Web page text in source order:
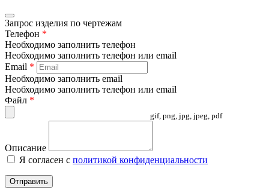
Запрос изделия по чертежам
Телефон *
Необходимо заполнить телефон
Необходимо заполнить телефон или email
Email *
Необходимо заполнить email
Необходимо заполнить телефон или email
Файл *
gif, png, jpg, jpeg, pdf
Описание
Я согласен с политикой конфиденциальности
Отправить